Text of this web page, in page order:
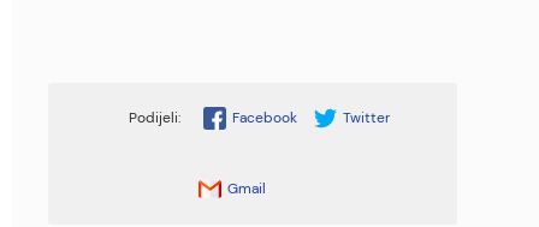
Facebook Twitter
Gmail